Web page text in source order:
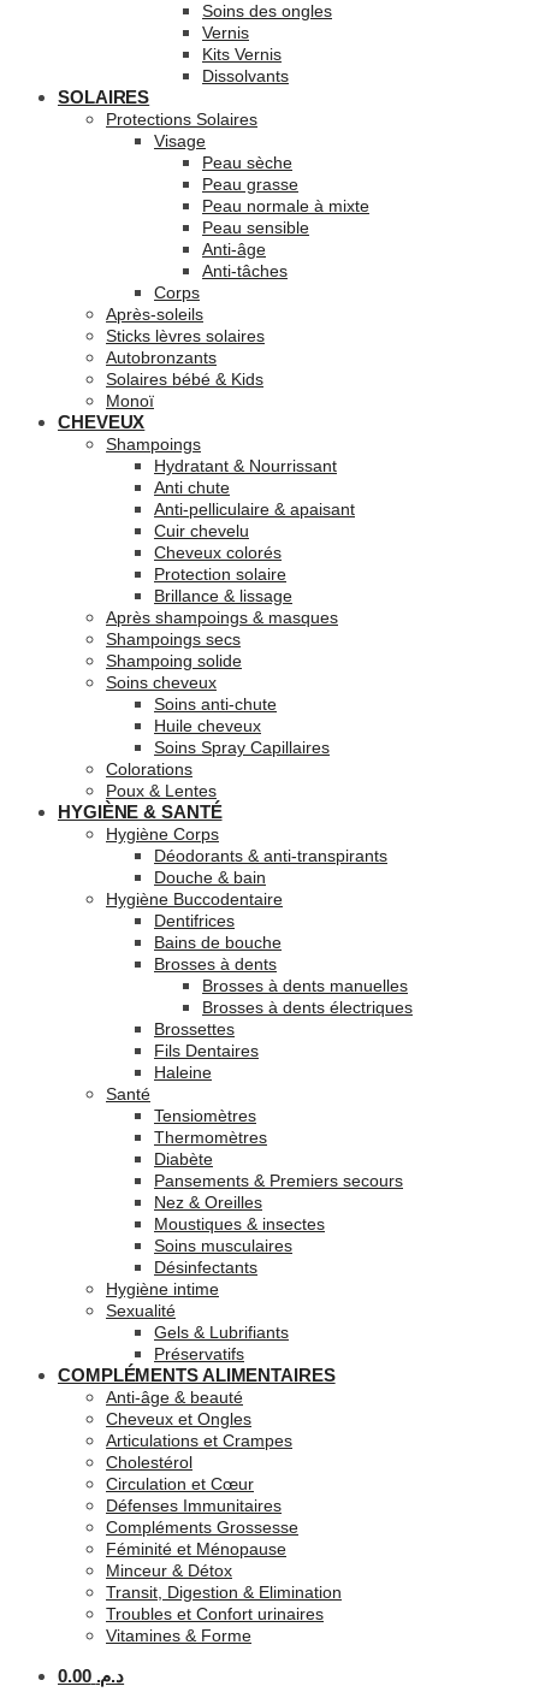
Soins des ongles
Vernis
Kits Vernis
Dissolvants
SOLAIRES
Protections Solaires
Visage
Peau sèche
Peau grasse
Peau normale à mixte
Peau sensible
Anti-âge
Anti-tâches
Corps
Après-soleils
Sticks lèvres solaires
Autobronzants
Solaires bébé & Kids
Monoï
CHEVEUX
Shampoings
Hydratant & Nourrissant
Anti chute
Anti-pelliculaire & apaisant
Cuir chevelu
Cheveux colorés
Protection solaire
Brillance & lissage
Après shampoings & masques
Shampoings secs
Shampoing solide
Soins cheveux
Soins anti-chute
Huile cheveux
Soins Spray Capillaires
Colorations
Poux & Lentes
HYGIÈNE & SANTÉ
Hygiène Corps
Déodorants & anti-transpirants
Douche & bain
Hygiène Buccodentaire
Dentifrices
Bains de bouche
Brosses à dents
Brosses à dents manuelles
Brosses à dents électriques
Brossettes
Fils Dentaires
Haleine
Santé
Tensiomètres
Thermomètres
Diabète
Pansements & Premiers secours
Nez & Oreilles
Moustiques & insectes
Soins musculaires
Désinfectants
Hygiène intime
Sexualité
Gels & Lubrifiants
Préservatifs
COMPLÉMENTS ALIMENTAIRES
Anti-âge & beauté
Cheveux et Ongles
Articulations et Crampes
Cholestérol
Circulation et Cœur
Défenses Immunitaires
Compléments Grossesse
Féminité et Ménopause
Minceur & Détox
Transit, Digestion & Elimination
Troubles et Confort urinaires
Vitamines & Forme
د.م. 0.00